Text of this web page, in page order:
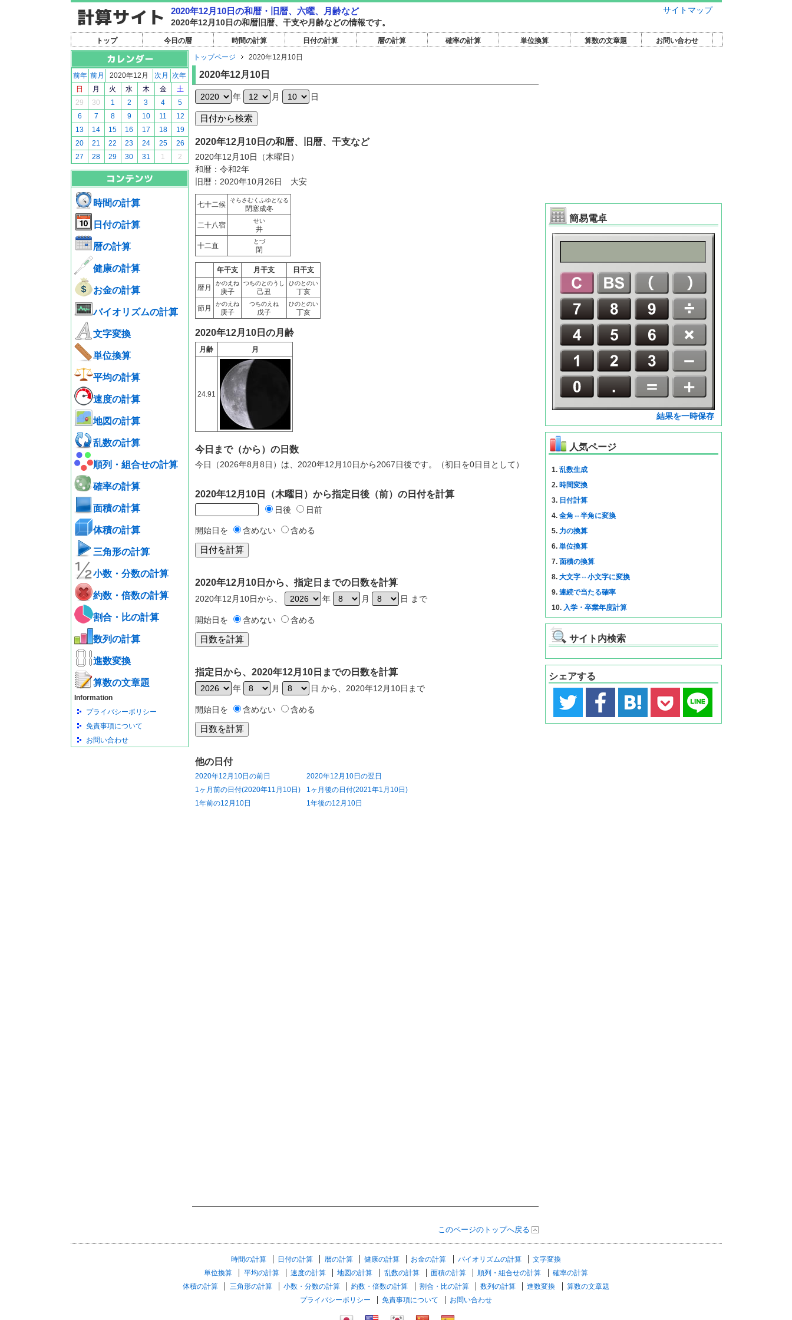
サイトマップ
2020年12月10日の和暦・旧暦、六曜、月齢など
2020年12月10日の和暦旧暦、干支や月齢などの情報です。
トップ 今日の暦 時間の計算 日付の計算 暦の計算 確率の計算 単位換算 算数の文章題 お問い合わせ
前年 前月 2020年12月 次月
次年
日
月 火 水 木 金
土
29
30 1 2 3 4
5
6
7 8 9 10 11
12
13
14 15 16 17 18
19
20
21 22 23 24 25
26
27
28 29 30 31 1 2
時間の計算
日付の計算
暦の計算
健康の計算
お金の計算
バイオリズムの計算
文字変換
単位換算
平均の計算
速度の計算
地図の計算
乱数の計算
順列・組合せの計算
確率の計算
面積の計算
体積の計算
三角形の計算
小数・分数の計算
約数・倍数の計算
割合・比の計算
数列の計算
進数変換
算数の文章題
Information
プライバシーポリシー
免責事項について
お問い合わせ
トップページ 2020年12月10日
2020年12月10日
年 月 日
2020年12月10日の和暦、旧暦、干支など
2020年12月10日（木曜日）
和暦：令和2年
旧暦：2020年10月26日 大安
七十二候
そらさむくふゆとなる
閉塞成冬
二十八宿
せい
井
十二直
とづ
閉
年干支 月干支 日干支
暦月
かのえね
庚子
つちのとのうし
己丑
ひのとのい
丁亥
節月
かのえね
庚子
つちのえね
戊子
ひのとのい
丁亥
2020年12月10日の月齢
月齢 月
24.91
今日まで（から）の日数
今日（2026年8月8日）は、2020年12月10日から2067日後です。（初日を0日目として）
2020年12月10日（木曜日）から指定日後（前）の日付を計算
日後 日前
開始日を 含めない 含める
2020年12月10日から、指定日までの日数を計算
2020年12月10日から、 年 月 日 まで
開始日を 含めない 含める
指定日から、2020年12月10日までの日数を計算
年 月 日 から、2020年12月10日まで
開始日を 含めない 含める
他の日付
2020年12月10日の前日
2020年12月10日の翌日
1ヶ月前の日付(2020年11月10日)
1ヶ月後の日付(2021年1月10日)
1年前の12月10日
1年後の12月10日
このページのトップへ戻る
簡易電卓
結果を一時保存
人気ページ
1. 乱数生成
2. 時間変換
3. 日付計算
4. 全角⇔半角に変換
5. 力の換算
6. 単位換算
7. 面積の換算
8. 大文字⇔小文字に変換
9. 連続で当たる確率
10. 入学・卒業年度計算
サイト内検索
シェアする
時間の計算 日付の計算 暦の計算 健康の計算 お金の計算 バイオリズムの計算
文字変換
単位換算
平均の計算 速度の計算 地図の計算 乱数の計算 面積の計算 順列・組合せの計算
確率の計算
体積の計算
三角形の計算 小数・分数の計算 約数・倍数の計算 割合・比の計算 数列の計算 進数変換
算数の文章題
プライバシーポリシー
免責事項について お問い合わせ